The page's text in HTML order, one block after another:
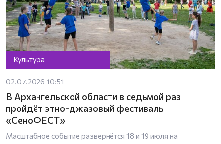
Культура
02.07.2026 10:51
В Архангельской области в седьмой раз
пройдёт этно-джазовый фестиваль
«СеноФЕСТ»
Масштабное событие развернётся 18 и 19 июля на